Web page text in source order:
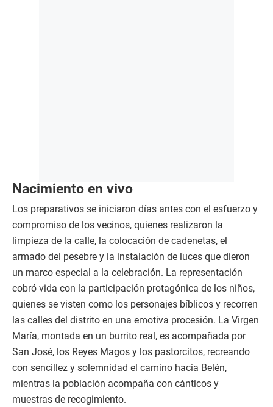
Nacimiento en vivo
Los preparativos se iniciaron días antes con el esfuerzo y
compromiso de los vecinos, quienes realizaron la
limpieza de la calle, la colocación de cadenetas, el
armado del pesebre y la instalación de luces que dieron
un marco especial a la celebración. La representación
cobró vida con la participación protagónica de los niños,
quienes se visten como los personajes bíblicos y recorren
las calles del distrito en una emotiva procesión. La Virgen
María, montada en un burrito real, es acompañada por
San José, los Reyes Magos y los pastorcitos, recreando
con sencillez y solemnidad el camino hacia Belén,
mientras la población acompaña con cánticos y
muestras de recogimiento.